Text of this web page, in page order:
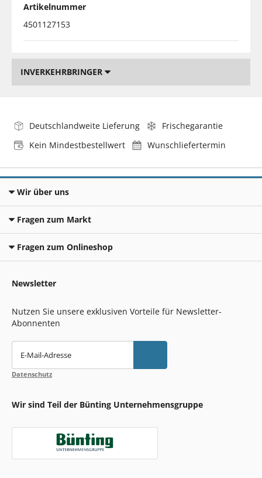
Artikelnummer
4501127153
INVERKEHRBRINGER
Deutschlandweite Lieferung
Frischegarantie
Kein Mindestbestellwert
Wunschliefertermin
Wir über uns
Fragen zum Markt
Fragen zum Onlineshop
Newsletter
Nutzen Sie unsere exklusiven Vorteile für Newsletter-
Abonnenten
E-Mail-Adresse
Datenschutz
Wir sind Teil der Bünting Unternehmensgruppe